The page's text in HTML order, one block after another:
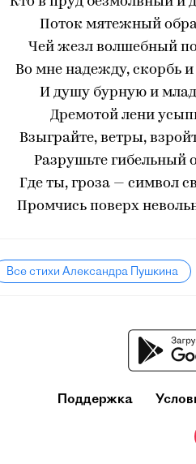
Поток мятежный
Чей жезл волшебный
Во мне надежду, скорбь и
И душу бурную и
Дремотой лени
Взыграйте, ветры,
Разрушьте гибельный
Где ты, гроза — символ
Промчись поверх
Все стихи Александра Пушкина
Поддержка